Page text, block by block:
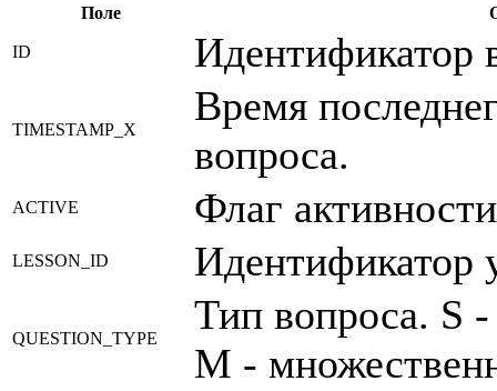
Поле
ID Идентификатор
TIMESTAMP_X
Время
вопроса.
ACTIVE Флаг
LESSON_ID Идентификатор
QUESTION_TYPE
Тип вопроса. S
M -